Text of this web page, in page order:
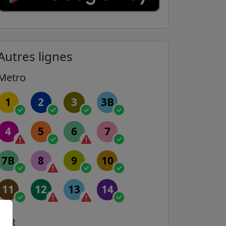
lignes
1 2 3 3B
4 5 6 7
7B 8 9 10
11 12 13 14
RER